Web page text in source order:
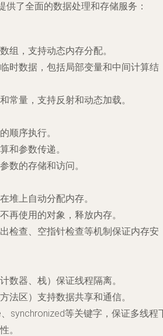
了全面的数据处理和存储服务：
组，支持动态内存分配。
时数据，包括局部变量和中间计算结
常量，支持反射和动态加载。
顺序执行。
和参数传递。
数的存储和访问。
堆上自动分配内存。
再使用的对象，释放内存。
检查、空指针检查等机制保证内存安
数器、栈）保证线程隔离。
法区）支持数据共享和通信。
synchronized等关键字，保证多线程
。